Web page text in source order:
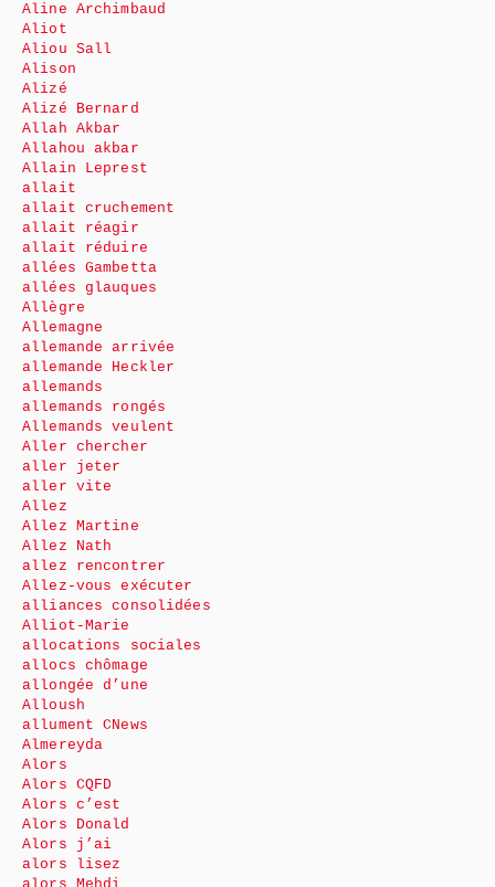
Aline Archimbaud
Aliot
Aliou Sall
Alison
Alizé
Alizé Bernard
Allah Akbar
Allahou akbar
Allain Leprest
allait
allait cruchement
allait réagir
allait réduire
allées Gambetta
allées glauques
Allègre
Allemagne
allemande arrivée
allemande Heckler
allemands
allemands rongés
Allemands veulent
Aller chercher
aller jeter
aller vite
Allez
Allez Martine
Allez Nath
allez rencontrer
Allez-vous exécuter
alliances consolidées
Alliot-Marie
allocations sociales
allocs chômage
allongée d’une
Alloush
allument CNews
Almereyda
Alors
Alors CQFD
Alors c’est
Alors Donald
Alors j’ai
alors lisez